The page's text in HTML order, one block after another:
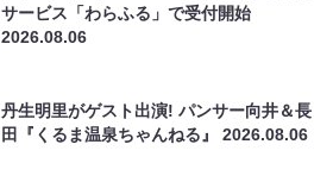
サービス「わらふる」で受付開始
2026.08.06
丹生明里がゲスト出演! パンサー向井＆長
田『くるま温泉ちゃんねる』2026.08.06